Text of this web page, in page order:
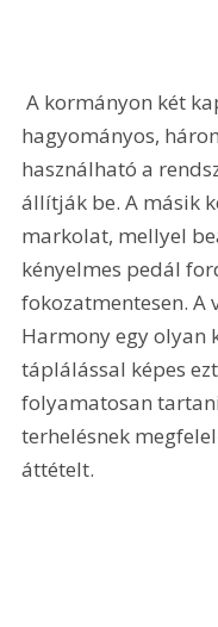
A kormányon két kapcsoló található. Az egyikkel
hagyományos,
használható a
állítják be. A másik
markolat, mellyel
kényelmes pedál
fokozatmentesen. A
Harmony egy olyan
táplálással képes
folyamatosan
terhelésnek
áttételt.